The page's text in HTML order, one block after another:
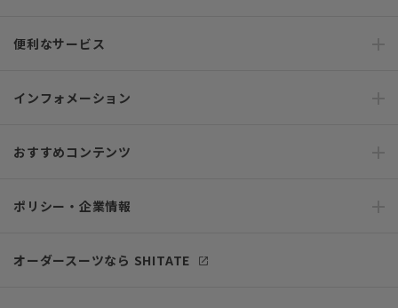
便利なサービス
インフォメーション
おすすめコンテンツ
ポリシー・企業情報
オーダースーツなら SHITATE